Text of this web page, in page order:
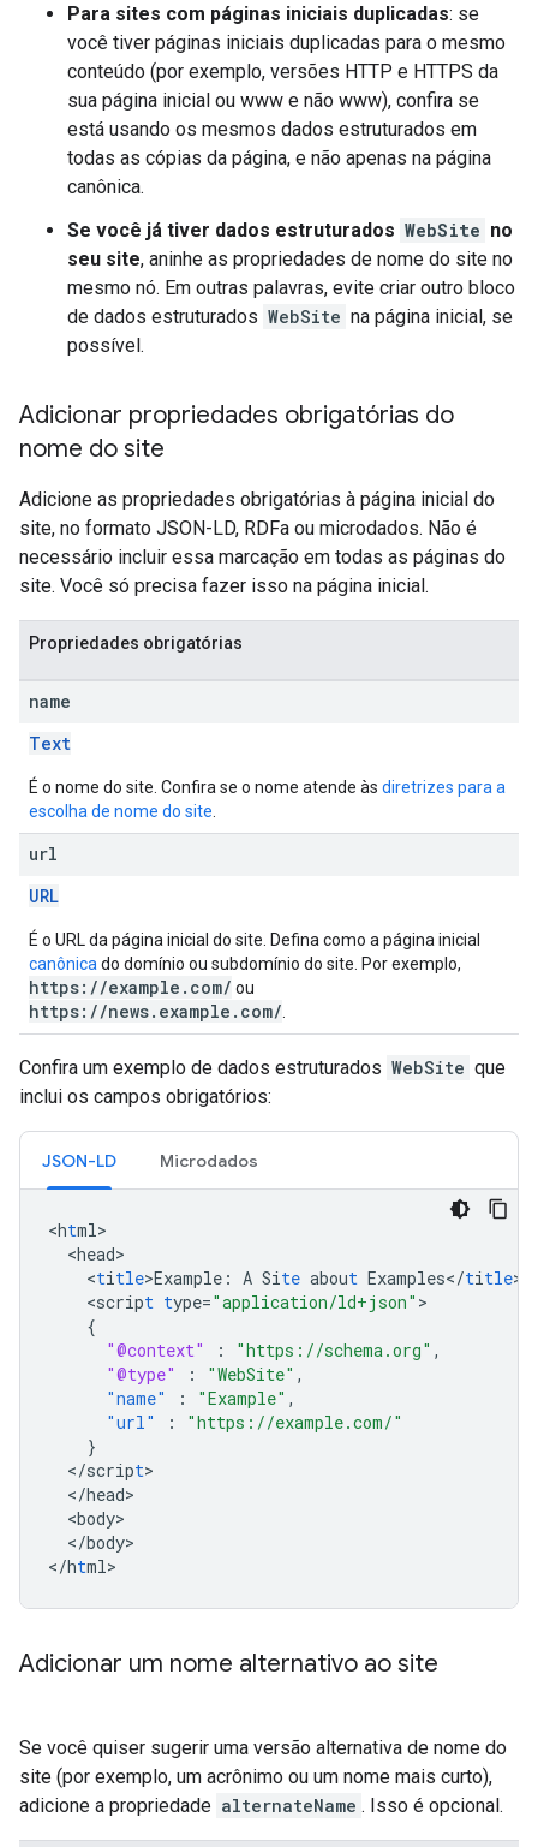
Para sites com páginas iniciais duplicadas: se
você tiver páginas iniciais duplicadas para o mesmo
conteúdo (por exemplo, versões HTTP e HTTPS da
sua página inicial ou www e não www), confira se
está usando os mesmos dados estruturados em
todas as cópias da página, e não apenas na página
canônica.
Se você já tiver dados estruturados WebSite no
seu site, aninhe as propriedades de nome do site no
mesmo nó. Em outras palavras, evite criar outro bloco
de dados estruturados WebSite na página inicial, se
possível.
Adicionar propriedades obrigatórias do
nome do site
Adicione as propriedades obrigatórias à página inicial do
site, no formato JSON-LD, RDFa ou microdados. Não é
necessário incluir essa marcação em todas as páginas do
site. Você só precisa fazer isso na página inicial.
Propriedades obrigatórias
name
Text
É o nome do site. Confira se o nome atende às diretrizes para a
escolha de nome do site
url
URL
É o URL da página inicial do site. Defina como a página inicial
canônica do domínio ou subdomínio do site. Por exemplo,
https://example.com/ ou
https://news.example.com/
Confira um exemplo de dados estruturados WebSite que
inclui os campos obrigatórios:
JSON-LD Microdados
<html
<head
<title>Example : A Site about Examples</title
<script type="application/ld+json"
{
"@context"
: "https://schema.org" ,
"@type"
: "WebSite" ,
"name"
: "Example" ,
"url"
:
"https://example.com/"
}
</script
</head
<body
</body>
</html>
Adicionar um nome alternativo ao site
Se você quiser sugerir uma versão alternativa de nome do
site (por exemplo, um acrônimo ou um nome mais curto),
adicione a propriedade alternateName . Isso é opcional.